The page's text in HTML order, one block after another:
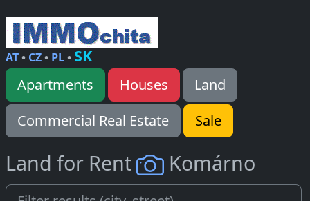
AT• CZ• PL• SK
Apartments Houses
Land
Commercial Real Estate
Sale
Land for Rent Komárno